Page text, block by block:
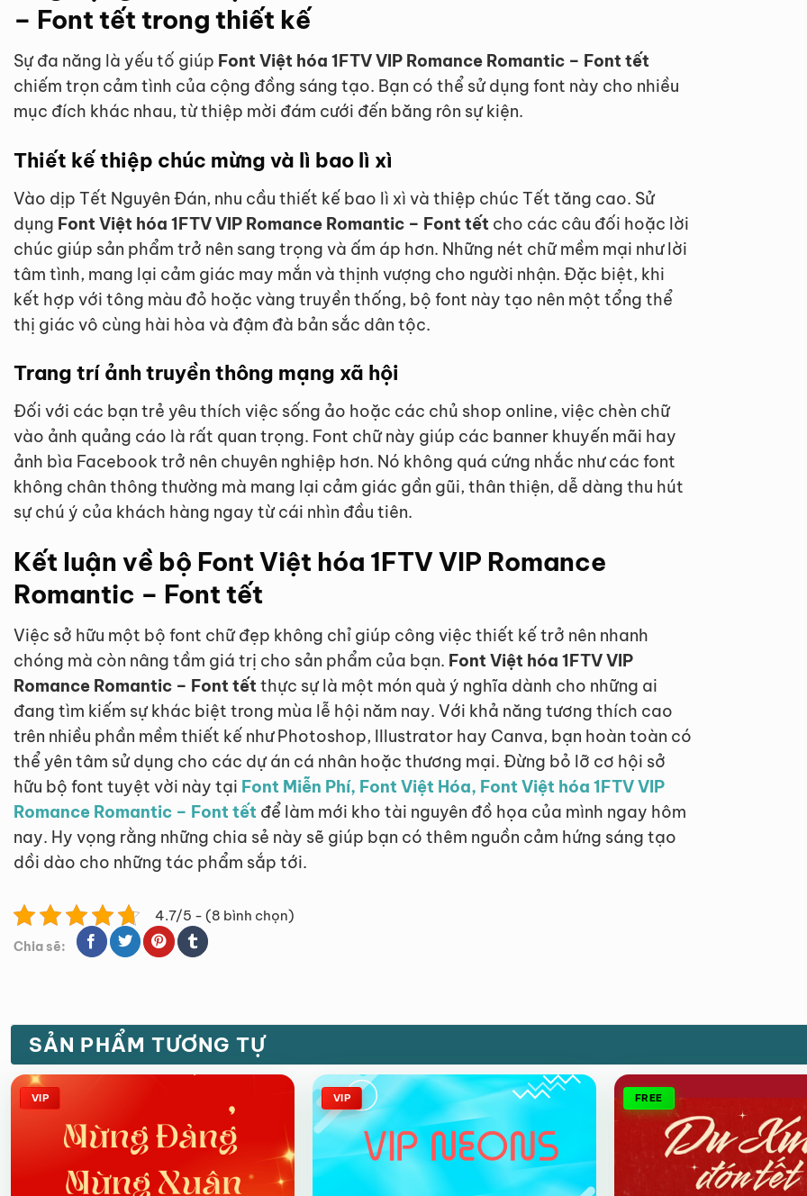
– Font tết trong thiết kế
Sự đa năng là yếu tố giúp Font Việt hóa 1FTV VIP Romance Romantic – Font tết
chiếm trọn cảm tình của cộng đồng sáng tạo. Bạn có thể sử dụng font này cho nhiều
mục đích khác nhau, từ thiệp mời đám cưới đến băng rôn sự kiện.
Thiết kế thiệp chúc mừng và lì bao lì xì
Vào dịp Tết Nguyên Đán, nhu cầu thiết kế bao lì xì và thiệp chúc Tết tăng cao. Sử
dụng Font Việt hóa 1FTV VIP Romance Romantic – Font tết cho các câu đối hoặc lời
chúc giúp sản phẩm trở nên sang trọng và ấm áp hơn. Những nét chữ mềm mại như lời
tâm tình, mang lại cảm giác may mắn và thịnh vượng cho người nhận. Đặc biệt, khi
kết hợp với tông màu đỏ hoặc vàng truyền thống, bộ font này tạo nên một tổng thể
thị giác vô cùng hài hòa và đậm đà bản sắc dân tộc.
Trang trí ảnh truyền thông mạng xã hội
Đối với các bạn trẻ yêu thích việc sống ảo hoặc các chủ shop online, việc chèn chữ
vào ảnh quảng cáo là rất quan trọng. Font chữ này giúp các banner khuyến mãi hay
ảnh bìa Facebook trở nên chuyên nghiệp hơn. Nó không quá cứng nhắc như các font
không chân thông thường mà mang lại cảm giác gần gũi, thân thiện, dễ dàng thu hút
sự chú ý của khách hàng ngay từ cái nhìn đầu tiên.
Kết luận về bộ Font Việt hóa 1FTV VIP Romance
Romantic – Font tết
Việc sở hữu một bộ font chữ đẹp không chỉ giúp công việc thiết kế trở nên nhanh
chóng mà còn nâng tầm giá trị cho sản phẩm của bạn. Font Việt hóa 1FTV VIP
Romance Romantic – Font tết thực sự là một món quà ý nghĩa dành cho những ai
đang tìm kiếm sự khác biệt trong mùa lễ hội năm nay. Với khả năng tương thích cao
trên nhiều phần mềm thiết kế như Photoshop, Illustrator hay Canva, bạn hoàn toàn có
thể yên tâm sử dụng cho các dự án cá nhân hoặc thương mại. Đừng bỏ lỡ cơ hội sở
hữu bộ font tuyệt vời này tại Font Miễn Phí, Font Việt Hóa, Font Việt hóa 1FTV VIP
Romance Romantic – Font tết để làm mới kho tài nguyên đồ họa của mình ngay hôm
nay. Hy vọng rằng những chia sẻ này sẽ giúp bạn có thêm nguồn cảm hứng sáng tạo
dồi dào cho những tác phẩm sắp tới.
4.7/5 - (8 bình chọn)
Chia sẽ:
SẢN PHẨM TƯƠNG TỰ
VIP VIP FREE